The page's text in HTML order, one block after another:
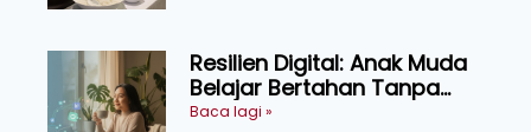
Resilien Digital: Anak Muda
Belajar Bertahan Tanpa
Perlu Menekan Diri
Baca lagi »